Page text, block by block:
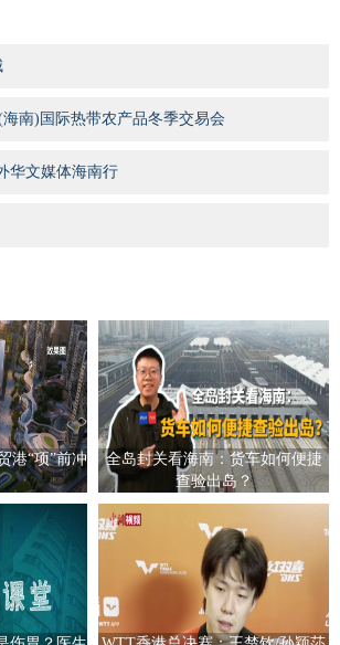
海南)国际热带农产品冬季交易会
华文媒体海南行
港“项”前冲
全岛封关看海南：货车如何便捷
查验出岛？